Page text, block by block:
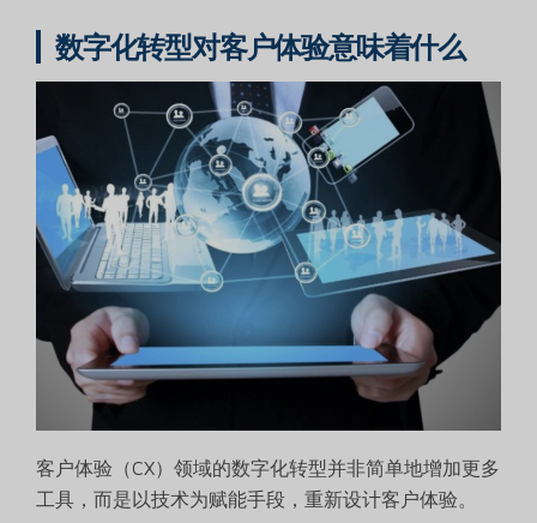
数字化转型对客户体验意味着什么
客户体验（CX）领域的数字化转型并非简单地增加更多
工具，而是以技术为赋能手段，重新设计客户体验。